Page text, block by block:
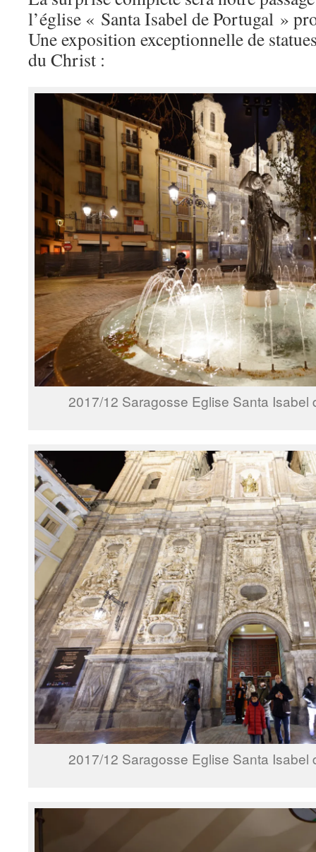
l’église « Santa Isabel de Portugal »
Une exposition exceptionnelle de
du Christ :
2017/12 Saragosse Eglise Santa Isabel
2017/12 Saragosse Eglise Santa Isabel